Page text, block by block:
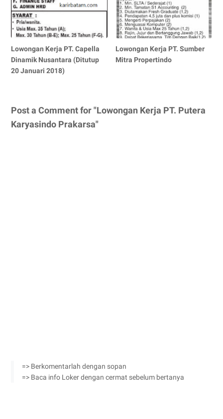
Lowongan Kerja PT. Capella
Dinamik Nusantara (Ditutup
20 Januari 2018)
Lowongan Kerja PT. Sumber
Mitra Propertindo
Post a Comment for "Lowongan Kerja PT. Putera
Karyasindo Prakarsa"
=> Berkomentarlah dengan sopan
=> Baca info Loker dengan cermat sebelum bertanya